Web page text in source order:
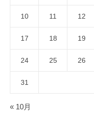
10 11 12
17 18 19
24 25 26
31
« 10月